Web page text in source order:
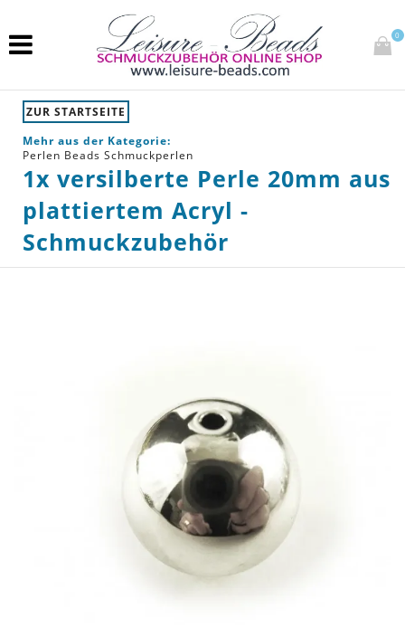
0
ZUR STARTSEITE
Mehr aus der Kategorie:
Perlen Beads Schmuckperlen
1x versilberte Perle 20mm aus
plattiertem Acryl -
Schmuckzubehör